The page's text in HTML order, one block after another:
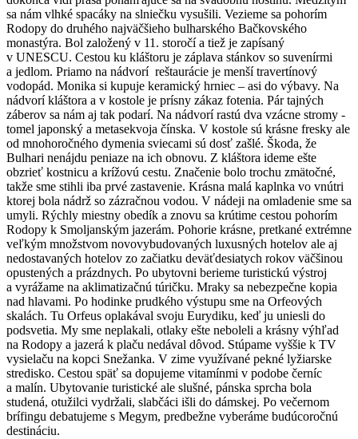
sa nám vlhké spacáky na slniečku vysušili. Vezieme sa pohorím
Rodopy do druhého najväčšieho bulharského Bačkovského
monastýra. Bol založený v 11. storočí a tiež je zapísaný
v UNESCU. Cestou ku kláštoru je záplava stánkov so suvenírmi
a jedlom. Priamo na nádvorí reštaurácie je menší travertínový
vodopád. Monika si kupuje keramický hrniec – asi do výbavy. Na
nádvorí kláštora a v kostole je prísny zákaz fotenia. Pár tajných
záberov sa nám aj tak podarí. Na nádvorí rastú dva vzácne stromy -
tomel japonský a metasekvoja čínska. V kostole sú krásne fresky ale
od mnohoročného dymenia sviecami sú dosť zašlé. Škoda, že
Bulhari nenájdu peniaze na ich obnovu. Z kláštora ideme ešte
obzrieť kostnicu a krížovú cestu. Značenie bolo trochu zmätočné,
takže sme stihli iba prvé zastavenie. Krásna malá kaplnka vo vnútri
ktorej bola nádrž so zázračnou vodou. V nádeji na omladenie sme sa
umyli. Rýchly miestny obedík a znovu sa krútime cestou pohorím
Rodopy k Smoljanským jazerám. Pohorie krásne, pretkané extrémne
veľkým množstvom novovybudovaných luxusných hotelov ale aj
nedostavaných hotelov zo začiatku deväťdesiatych rokov väčšinou
opustených a prázdnych. Po ubytovni berieme turistickú výstroj
a vyrážame na aklimatizačnú túričku. Mraky sa nebezpečne kopia
nad hlavami. Po hodinke prudkého výstupu sme na Orfeových
skalách. Tu Orfeus oplakával svoju Eurydiku, keď ju uniesli do
podsvetia. My sme neplakali, otlaky ešte neboleli a krásny výhľad
na Rodopy a jazerá k plaču nedával dôvod. Stúpame vyššie k TV
vysielaču na kopci Snežanka. V zime využívané pekné lyžiarske
stredisko. Cestou späť sa dopujeme vitamínmi v podobe černíc
a malín. Ubytovanie turistické ale slušné, pánska sprcha bola
studená, otužilci vydržali, slabčáci išli do dámskej. Po večernom
brífingu debatujeme s Megym, predbežne vyberáme budúcoročnú
destináciu.